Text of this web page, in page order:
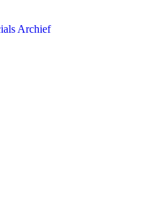
Archief